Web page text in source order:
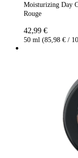
Moisturizing Day
Rouge
42,99 €
50 ml (85,98 € /